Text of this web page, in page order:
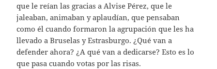
que le reían las gracias a Alvise Pérez, que le
jaleaban, animaban y aplaudían, que pensaban
como él cuando formaron la agrupación que les ha
llevado a Bruselas y Estrasburgo. ¿Qué van a
defender ahora? ¿A qué van a dedicarse? Esto es lo
que pasa cuando votas por las risas.